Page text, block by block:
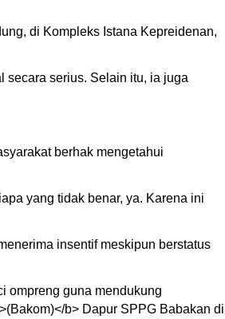
di Kompleks Istana Kepreidenan,
secara serius. Selain itu, ia juga
berhak mengetahui
yang tidak benar, ya. Karena ini
insentif meskipun berstatus
ompreng guna mendukung
b> Dapur SPPG Babakan di